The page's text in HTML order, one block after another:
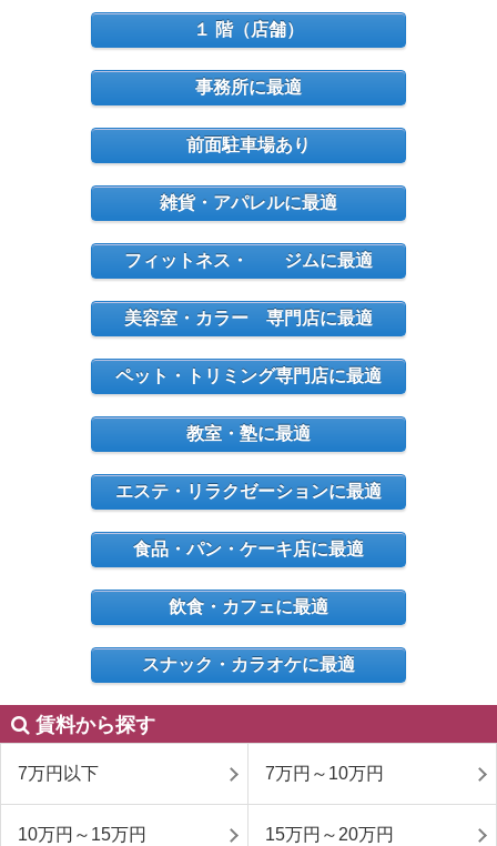
１ 階（店舗）
事務所に最適
前面駐車場あり
雑貨・アパレルに最適
フィットネス・ ジムに最適
美容室・カラー 専門店に最適
ペット・トリミング専門店に最適
教室・塾に最適
エステ・リラクゼーションに最適
食品・パン・ケーキ店に最適
飲食・カフェに最適
スナック・カラオケに最適
賃料から探す
7万円以下 7万円～10万円
10万円～15万円 15万円～20万円